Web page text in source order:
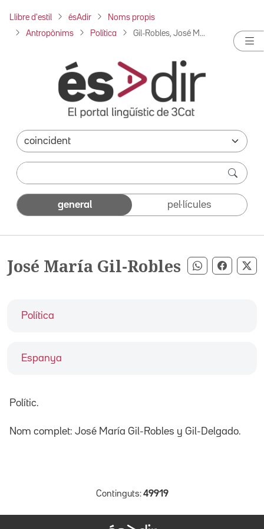
Llibre d'estil ésAdir Noms propis
Antropònims Política Gil-Robles, José M...
general pel·lícules
José María Gil-Robles Compartir
Política
Espanya
Polític.
Nom complet: José María Gil-Robles y Gil-Delgado.
Continguts: 49919